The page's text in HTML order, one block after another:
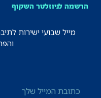
הרשמה לניוזלטר השקוף
מייל שבועי ישירות